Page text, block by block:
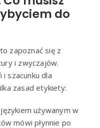
do
zapoznać się z
i zwyczajów.
szacunku dla
zasad etykiety:
używanym w
mówi płynnie po